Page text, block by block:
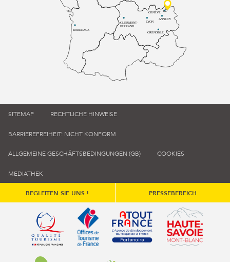
BORDEAUX
CLERMONT-
FERRAND
LYON
ANNECY
GRENOBLE
GENÈVE
SITEMAP RECHTLICHE HINWEISE
BARRIEREFREIHEIT: NICHT KONFORM
ALLGEMEINE GESCHÄFTSBEDINGUNGEN (GB) COOKIES
MEDIATHEK
BEGLEITEN SIE UNS ! PRESSEBEREICH
Qualité tourisme (s'ouvre dans une nouvelle fenêtre)
Office de tourisme de France (s'ouvre
Atout France (s'ouvre dans